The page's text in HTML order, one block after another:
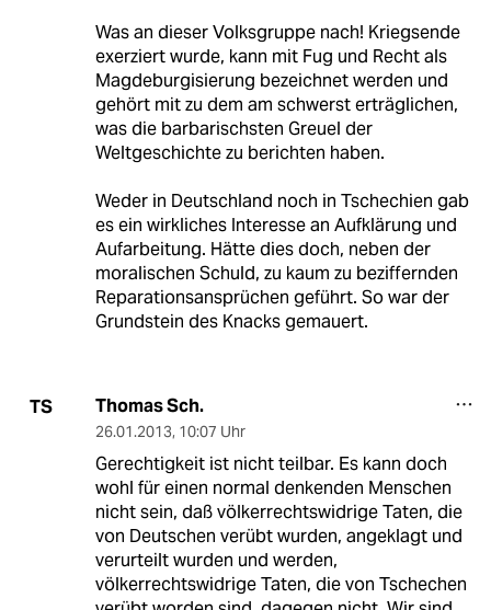
Was an dieser Volksgruppe nach! Kriegsende
exerziert wurde, kann mit Fug und Recht als
Magdeburgisierung bezeichnet werden und
gehört mit zu dem am schwerst erträglichen,
was die barbarischsten Greuel der
Weltgeschichte zu berichten haben.
Weder in Deutschland noch in Tschechien gab
es ein wirkliches Interesse an Aufklärung und
Aufarbeitung. Hätte dies doch, neben der
moralischen Schuld, zu kaum zu beziffernden
Reparationsansprüchen geführt. So war der
Grundstein des Knacks gemauert.
TS Thomas Sch.
26.01.2013, 10:07 Uhr
Gerechtigkeit ist nicht teilbar. Es kann doch
wohl für einen normal denkenden Menschen
nicht sein, daß völkerrechtswidrige Taten, die
von Deutschen verübt wurden, angeklagt und
verurteilt wurden und werden,
völkerrechtswidrige Taten, die von Tschechen